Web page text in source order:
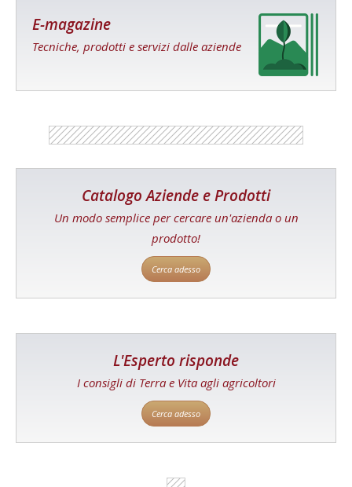
E-magazine
Tecniche, prodotti e servizi dalle aziende
Catalogo Aziende e Prodotti
Un modo semplice per cercare un'azienda o un
prodotto!
Cerca adesso
L'Esperto risponde
I consigli di Terra e Vita agli agricoltori
Cerca adesso